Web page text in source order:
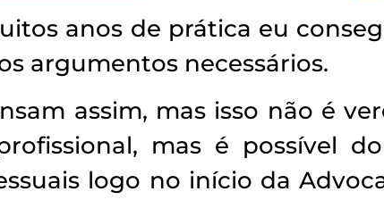
anos de prática eu
argumentos necessários.
assim, mas isso não é
mas é possível
logo no início da